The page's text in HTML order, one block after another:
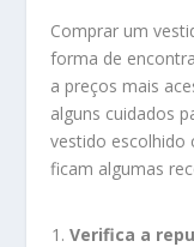
Comprar um
forma de
a preços mais
alguns cuidados
vestido escolhido
ficam algumas
Verifica a